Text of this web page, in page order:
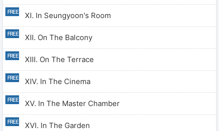
XI. In Seungyoon's Room
XII. On The Balcony
XIII. On The Terrace
XIV. In The Cinema
XV. In The Master Chamber
XVI. In The Garden